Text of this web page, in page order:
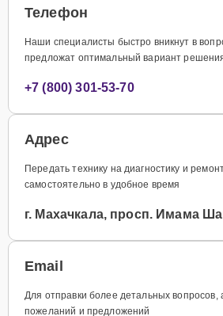
Телефон
Наши специалисты быстро вникнут в
предложат оптимальный вариант
+7 (800) 301-53-70
Адрес
Передать технику на диагностику и
самостоятельно в удобное время
г. Махачкала, просп. Имама
Email
Для отправки более детальных вопросов,
пожеланий и предложений